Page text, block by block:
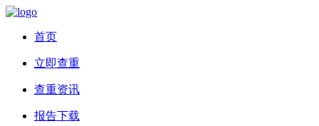
首页
立即查重
查重资讯
报告下载